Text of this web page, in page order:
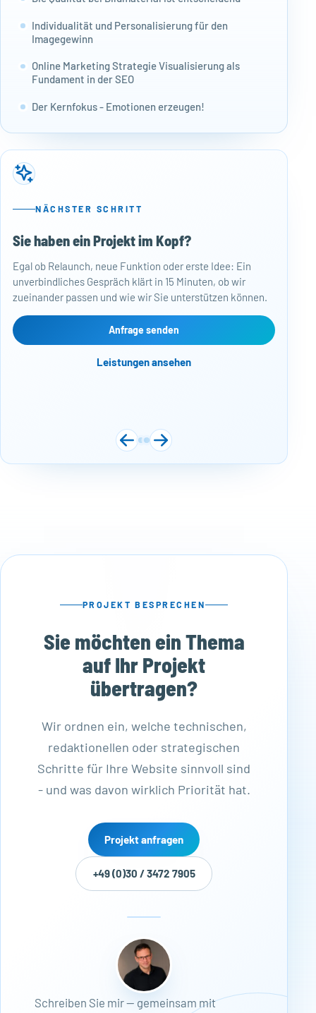
Individualität und Personalisierung für den
Imagegewinn
Online Marketing Strategie Visualisierung als
Fundament in der SEO
Der Kernfokus - Emotionen erzeugen!
NÄCHSTER SCHRITT
Sie haben ein Projekt im Kopf?
Egal ob Relaunch, neue Funktion oder erste Idee: Ein
unverbindliches Gespräch klärt in 15 Minuten, ob wir
zueinander passen und wie wir Sie unterstützen können.
Anfrage senden
Leistungen ansehen
PROJEKT BESPRECHEN
Sie möchten ein Thema
auf Ihr Projekt
übertragen?
Wir ordnen ein, welche technischen,
redaktionellen oder strategischen
Schritte für Ihre Website sinnvoll sind
- und was davon wirklich Priorität hat.
Projekt anfragen
+49 (0)30 / 3472 7905
Schreiben Sie mir — gemeinsam mit